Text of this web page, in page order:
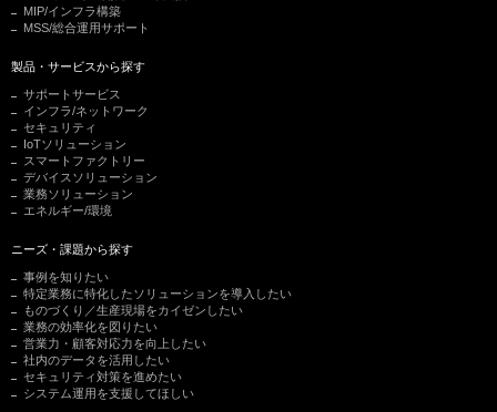
MIP/インフラ構築
MSS/総合運用サポート
製品・サービスから探す
サポートサービス
インフラ/ネットワーク
セキュリティ
IoTソリューション
スマートファクトリー
デバイスソリューション
業務ソリューション
エネルギー/環境
ニーズ・課題から探す
事例を知りたい
特定業務に特化したソリューションを導入したい
ものづくり／生産現場をカイゼンしたい
業務の効率化を図りたい
営業力・顧客対応力を向上したい
社内のデータを活用したい
セキュリティ対策を進めたい
システム運用を支援してほしい